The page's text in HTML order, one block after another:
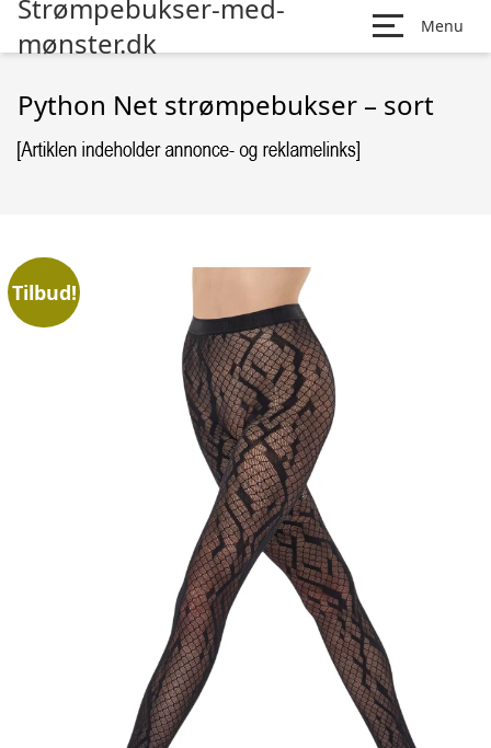
Strømpebukser-med-
mønster.dk
Menu
Python Net strømpebukser – sort
Tilbud!